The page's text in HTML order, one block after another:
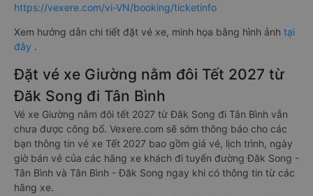
https://vexere.com/vi-VN/booking/ticketinfo
Xem hướng dẫn chi tiết đặt vé xe, minh họa bằng hình ảnh tại
đây .
Đặt vé xe Giường nằm đôi Tết 2027 từ
Đăk Song đi Tân Bình
Vé xe Giường nằm đôi tết 2027 từ Đăk Song đi Tân Bình vẫn
chưa được công bố. Vexere.com sẽ sớm thông báo cho các
bạn thông tin vé xe Tết 2027 bao gồm giá vé, lịch trình, ngày
giờ bán vé của các hãng xe khách đi tuyến đường Đăk Song -
Tân Bình và Tân Bình - Đăk Song ngay khi có thông tin từ các
hãng xe.